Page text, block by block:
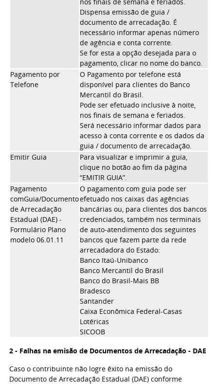
Dispensa emissão de guia /
documento de arrecadação. É
necessário informar apenas número
de agência e conta corrente.
Se for esta a opção desejada para o
pagamento, clicar no nome do banco.
Pagamento por
Telefone
O Pagamento por telefone está
disponível para clientes do Banco
Mercantil do Brasil.
Pode ser efetuado inclusive à noite,
nos finais de semana e feriados.
Será necessário informar dados para
acesso à conta corrente e os dados da
guia / documento de arrecadação.
Emitir Guia
Para visualizar e imprimir a guia,
clique no botão ao fim da página
“EMITIR GUIA”.
Pagamento
comGuia/Documento
de Arrecadação
Estadual (DAE) -
Formulário Plano
modelo 06.01.11
O pagamento com guia pode ser
efetuado nos caixas das agências
bancárias ou, para clientes dos bancos
credenciados, também nos terminais
de auto-atendimento dos seguintes
bancos que fazem parte da rede
arrecadadora do Estado:
Banco Itaú-Unibanco
Banco Mercantil do Brasil
Banco do Brasil-Mais BB
Bradesco
Santander
Caixa Econômica Federal-Casas
Lotéricas
SICOOB
2 - Falhas na emisão de Documentos de Arrecadação - DAE
Caso o contribuinte não logre êxito na emissão do
Documento de Arrecadação Estadual (DAE) conforme